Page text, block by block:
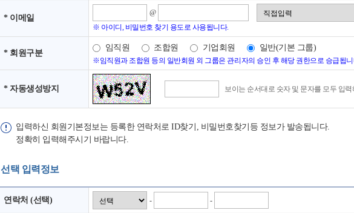
* 이메일
@
※ 아이디, 비밀번호 찾기 용도로 사용됩니다.
* 회원구분
임직원 조합원 기업회원 일반(기본 그룹)
※임직원과 조합원 등의 일반회원 외 그룹은 관리자의 승인 후 해당 권한으로 승급됩니
* 자동생성방지 보이는 순서대로 숫자 및 문자를 모두 입력
입력하신 회원기본정보는 등록한 연락처로 ID찾기, 비밀번호찾기등 정보가 발송됩니다.
정확히 입력해주시기 바랍니다.
선택 입력정보
연락처 (선택) - -